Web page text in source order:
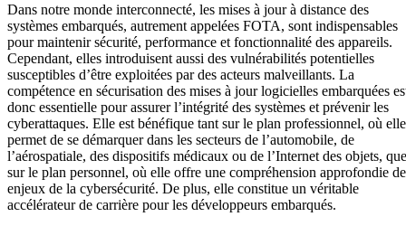
Dans notre monde interconnecté, les mises à jour à distance des
systèmes embarqués, autrement appelées FOTA, sont indispensables
pour maintenir sécurité, performance et fonctionnalité des appareils.
Cependant, elles introduisent aussi des vulnérabilités potentielles
susceptibles d’être exploitées par des acteurs malveillants. La
compétence en sécurisation des mises à jour logicielles embarquées
donc essentielle pour assurer l’intégrité des systèmes et prévenir les
cyberattaques. Elle est bénéfique tant sur le plan professionnel, où elle
permet de se démarquer dans les secteurs de l’automobile, de
l’aérospatiale, des dispositifs médicaux ou de l’Internet des objets, que
sur le plan personnel, où elle offre une compréhension approfondie
enjeux de la cybersécurité. De plus, elle constitue un véritable
accélérateur de carrière pour les développeurs embarqués.